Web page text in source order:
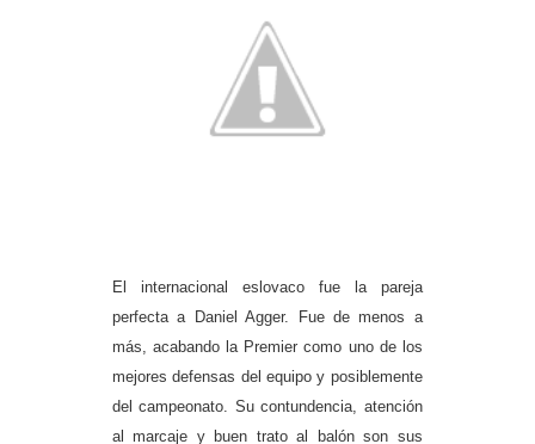
El internacional eslovaco fue la pareja
perfecta a Daniel Agger. Fue de menos a
más, acabando la Premier como uno de los
mejores defensas del equipo y posiblemente
del campeonato. Su contundencia, atención
al marcaje y buen trato al balón son sus